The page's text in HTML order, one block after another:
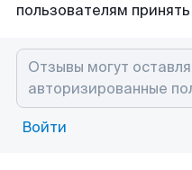
пользователям
Войти